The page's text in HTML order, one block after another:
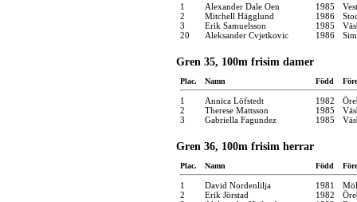
1 Alexander Dale Oen 1985
2
Mitchell Hägglund 1986
3
Erik Samuelsson 1985
20
Aleksander Cvjetkovic 1986
Gren 35, 100m frisim damer
Plac. Namn Född
1 Annica Löfstedt 1982
2
Therese Mattsson 1985
3
Gabriella Fagundez 1985
Gren 36, 100m frisim herrar
Plac. Namn Född
1 David Nordenlilja 1981
2
Erik Jörstad 1982